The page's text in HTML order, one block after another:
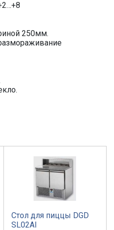
250мм.
Стол для пиццы DGD
SL02AI